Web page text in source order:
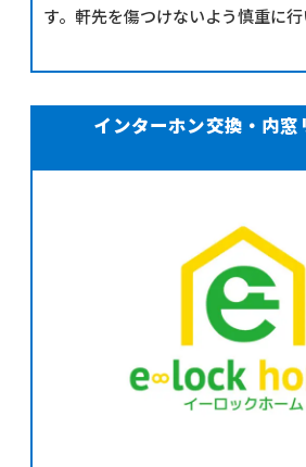
す。軒先を傷つけないよう慎重に行います
インターホン交換・内窓